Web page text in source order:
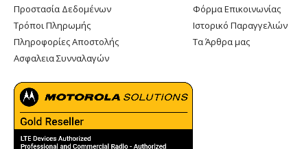
Προστασία Δεδομένων
Τρόποι Πληρωμής
Πληροφορίες Αποστολής
Ασφαλεια Συνναλαγών
Φόρμα Επικοινωνίας
Ιστορικό Παραγγελιών
Τα Άρθρα μας